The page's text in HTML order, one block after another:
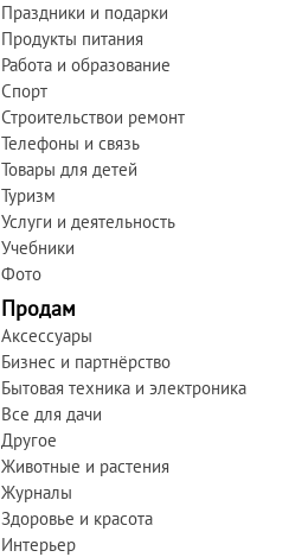
Праздники и подарки
Продукты питания
Работа и образование
Спорт
Строительствои ремонт
Телефоны и связь
Товары для детей
Туризм
Услуги и деятельность
Учебники
Фото
Продам
Аксессуары
Бизнес и партнёрство
Бытовая техника и электроника
Все для дачи
Другое
Животные и растения
Журналы
Здоровье и красота
Интерьер